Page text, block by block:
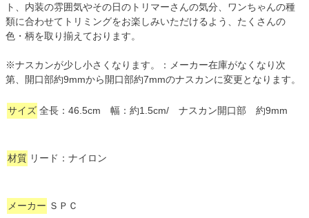
ト、内装の雰囲気やその日のトリマーさんの気分、ワンちゃんの種
類に合わせてトリミングをお楽しみいただけるよう、たくさんの
色・柄を取り揃えております。
※ナスカンが少し小さくなります。：メーカー在庫がなくなり次
第、開口部約9mmから開口部約7mmのナスカンに変更となります。
サイズ 全長：46.5cm 幅：約1.5cm/ ナスカン開口部 約9mm
材質 リード：ナイロン
メーカー ＳＰＣ